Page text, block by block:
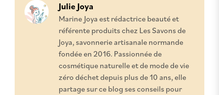
Julie Joya
Marine Joya est rédactrice beauté et
référente produits chez Les Savons de
Joya, savonnerie artisanale normande
fondée en 2016. Passionnée de
cosmétique naturelle et de mode de vie
zéro déchet depuis plus de 10 ans, elle
partage sur ce blog ses conseils pour